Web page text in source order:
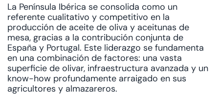
La Península Ibérica se consolida como un
referente cualitativo y competitivo en la
producción de aceite de oliva y aceitunas de
mesa, gracias a la contribución conjunta de
España y Portugal. Este liderazgo se fundamenta
en una combinación de factores: una vasta
superficie de olivar, infraestructura avanzada y un
know-how profundamente arraigado en sus
agricultores y almazareros.